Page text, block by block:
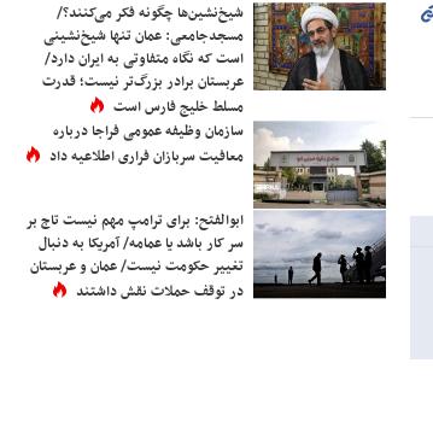
شیخ‌نشین‌ها چگونه فکر می‌کنند؟/
مسجدجامعی: عمان تنها شیخ‌نشینی
است که نگاه متفاوتی به ایران دارد/
عربستان برادر بزرگ‌تر نیست؛ قدرت
مسلط خلیج فارس است
سازمان وظیفه عمومی فراجا درباره
معافیت سربازان فراری اطلاعیه داد
ابوالفتح: برای ترامپ مهم نیست تاج بر
سر کار باشد یا عمامه/ آمریکا به دنبال
تغییر حکومت نیست/ عمان و عربستان
در توقف حملات نقش داشتند